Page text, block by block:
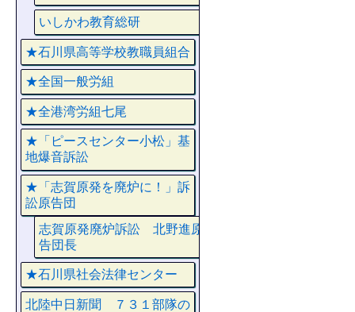
いしかわ教育総研
★石川県高等学校教職員組合
★全国一般労組
★全港湾労組七尾
★「ピースセンター小松」基
地爆音訴訟
★「志賀原発を廃炉に！」訴
訟原告団
志賀原発廃炉訴訟 北野進原
告団長
★石川県社会法律センター
北陸中日新聞 ７３１部隊の